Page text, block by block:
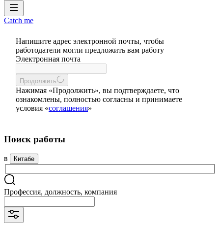
Catch me
Напишите адрес электронной почты, чтобы
работодатели могли предложить вам работу
Электронная почта
Продолжить
Нажимая «Продолжить», вы подтверждаете, что
ознакомлены, полностью согласны и принимаете
условия «соглашения»
Поиск работы
в Китабе
Профессия, должность, компания